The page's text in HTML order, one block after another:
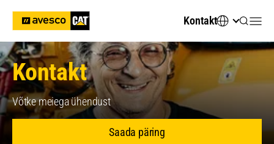
Kontakt
Kontakt
Võtke meiega ühendust
Saada päring